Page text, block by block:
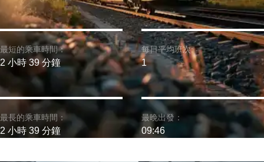
最短的乘車時間：
2 小時 39 分鐘
最長的乘車時間：
2 小時 39 分鐘
每日平均班次:
1
最晚出發：
09:46